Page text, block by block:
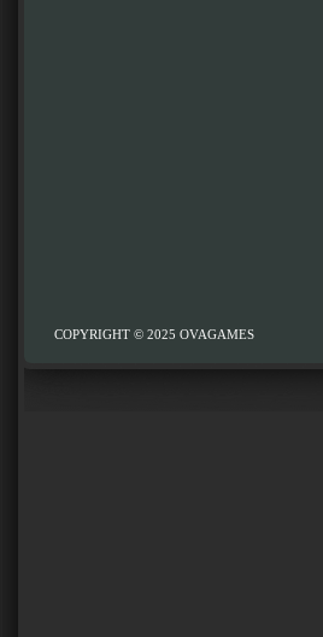
COPYRIGHT © 2025 OVAGAMES